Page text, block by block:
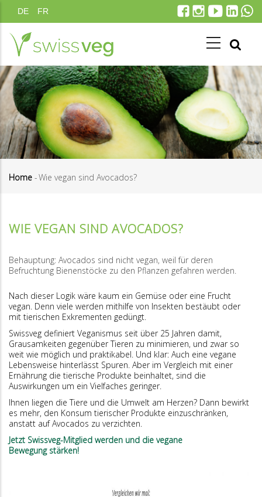
Salta
al
contenuto
principale
DE FR
pane
Home -Wie vegan sind Avocados?
WIE VEGAN SIND AVOCADOS?
Behauptung: Avocados sind nicht vegan, weil für deren
Befruchtung Bienenstöcke zu den Pflanzen gefahren werden.
Nach dieser Logik wäre kaum ein Gemüse oder eine Frucht
vegan. Denn viele werden mithilfe von Insekten bestäubt oder
mit tierischen Exkrementen gedüngt.
Swissveg definiert Veganismus seit über 25 Jahren damit,
Grausamkeiten gegenüber Tieren zu minimieren, und zwar so
weit wie möglich und praktikabel. Und klar: Auch eine vegane
Lebensweise hinterlässt Spuren. Aber im Vergleich mit einer
Ernährung die tierische Produkte beinhaltet, sind die
Auswirkungen um ein Vielfaches geringer.
Ihnen liegen die Tiere und die Umwelt am Herzen? Dann bewirkt
es mehr, den Konsum tierischer Produkte einzuschränken,
anstatt auf Avocados zu verzichten.
Jetzt Swissveg-Mitglied werden und die vegane
Bewegung stärken!